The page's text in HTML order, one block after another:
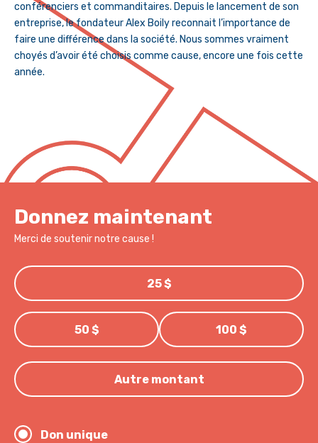
conférenciers et commanditaires. Depuis le lancement de son
entreprise, le fondateur Alex Boily reconnait l’importance de
faire une différence dans la société. Nous sommes vraiment
choyés d’avoir été choisis comme cause, encore une fois cette
année.
Donnez maintenant
Merci de soutenir notre cause !
25 $
50 $ 100 $
Autre montant
Don unique